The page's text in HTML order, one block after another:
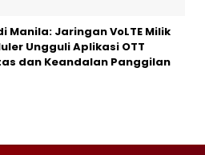
Manila: Jaringan VoLTE Milik
Ungguli Aplikasi OTT
dan Keandalan Panggilan